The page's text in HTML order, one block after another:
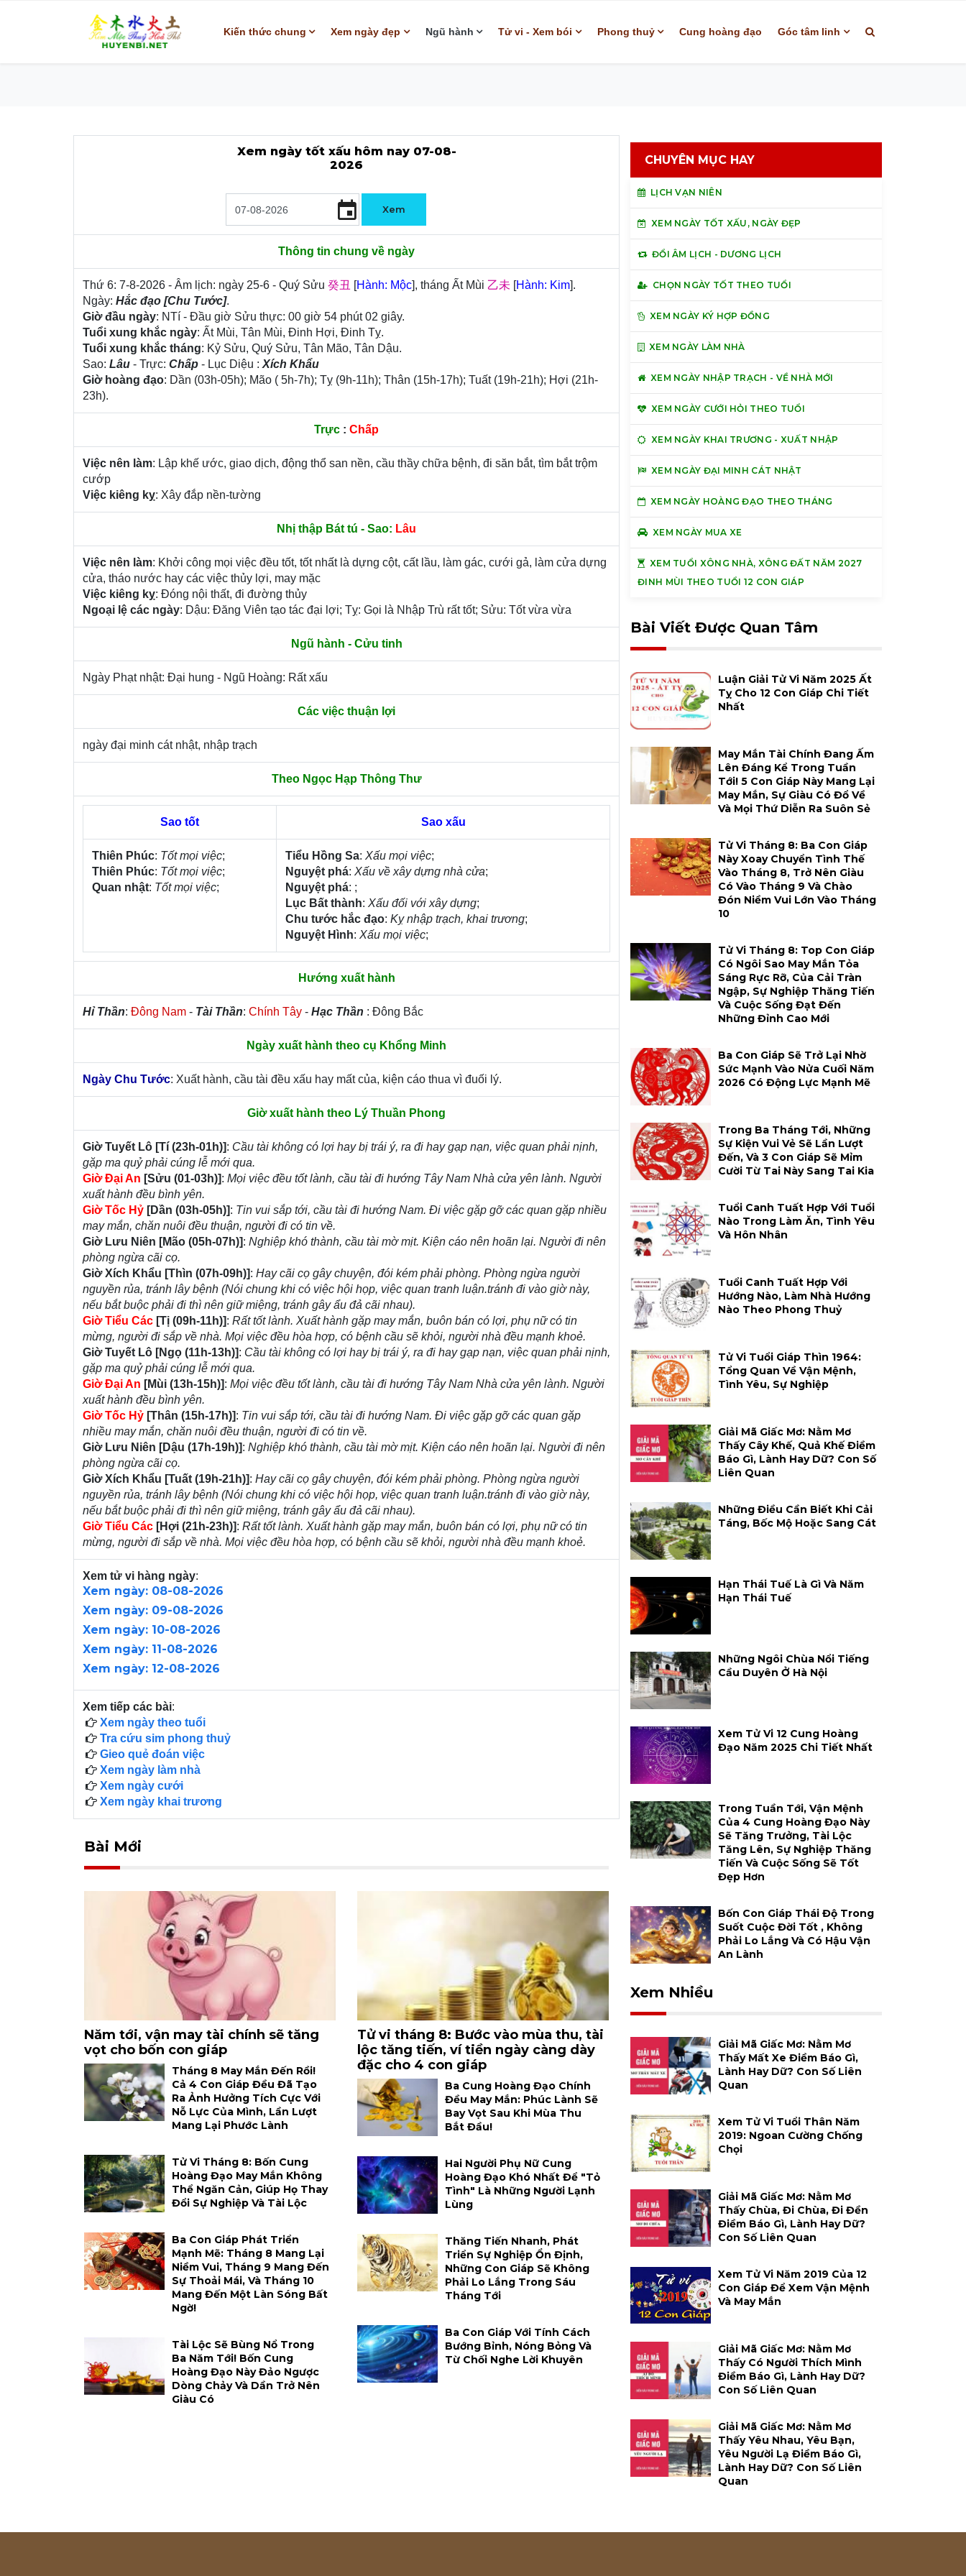
Kiến thức chung Xem ngày đẹp Ngũ hành Tử vi - Xem bói Phong thuỷ Cung hoàng đạo Góc tâm linh
Xem ngày tốt xấu hôm nay 07-08-
2026
event
Thông tin chung về ngày
Thứ 6: 7-8-2026 - Âm lịch: ngày 25-6 - Quý Sửu 癸丑 [Hành: Mộc], tháng Ất Mùi 乙未 [Hành: Kim].
Ngày: Hắc đạo [Chu Tước].
Giờ đầu ngày: NTí - Đầu giờ Sửu thực: 00 giờ 54 phút 02 giây.
Tuổi xung khắc ngày: Ất Mùi, Tân Mùi, Đinh Hợi, Đinh Tỵ.
Tuổi xung khắc tháng: Kỷ Sửu, Quý Sửu, Tân Mão, Tân Dậu.
Sao: Lâu - Trực: Chấp - Lục Diệu : Xích Khẩu
Giờ hoàng đạo: Dần (03h-05h); Mão ( 5h-7h); Tỵ (9h-11h); Thân (15h-17h); Tuất (19h-21h); Hợi (21h-
23h).
Trực : Chấp
Việc nên làm: Lập khế ước, giao dịch, động thổ san nền, cầu thầy chữa bệnh, đi săn bắt, tìm bắt trộm
cướp
Việc kiêng kỵ: Xây đắp nền-tường
Nhị thập Bát tú - Sao: Lâu
Việc nên làm: Khởi công mọi việc đều tốt, tốt nhất là dựng cột, cất lầu, làm gác, cưới gả, làm cửa dựng
cửa, tháo nước hay các việc thủy lợi, may mặc
Việc kiêng kỵ: Đóng nội thất, đi đường thủy
Ngoại lệ các ngày: Dậu: Đăng Viên tạo tác đại lợi; Tỵ: Gọi là Nhập Trù rất tốt; Sửu: Tốt vừa vừa
Ngũ hành - Cửu tinh
Ngày Phạt nhật: Đại hung - Ngũ Hoàng: Rất xấu
Các việc thuận lợi
ngày đại minh cát nhật, nhập trạch
Theo Ngọc Hạp Thông Thư
Sao tốt Sao xấu
Thiên Phúc: Tốt mọi việc;
Thiên Phúc: Tốt mọi việc;
Quan nhật: Tốt mọi việc;
Tiểu Hồng Sa: Xấu mọi việc;
Nguyệt phá: Xấu về xây dựng nhà cửa;
Nguyệt phá: ;
Lục Bất thành: Xấu đối với xây dựng;
Chu tước hắc đạo: Kỵ nhập trạch, khai trương;
Nguyệt Hình: Xấu mọi việc;
Hướng xuất hành
Hỉ Thần: Đông Nam - Tài Thần: Chính Tây - Hạc Thần : Đông Bắc
Ngày xuất hành theo cụ Khổng Minh
Ngày Chu Tước: Xuất hành, cầu tài đều xấu hay mất của, kiện cáo thua vì đuối lý.
Giờ xuất hành theo Lý Thuần Phong
Giờ Tuyết Lô [Tí (23h-01h)]: Cầu tài không có lợi hay bị trái ý, ra đi hay gạp nạn, việc quan phải nịnh,
gặp ma quỷ phải cúng lễ mới qua.
Giờ Đại An [Sửu (01-03h)]: Mọi việc đều tốt lành, cầu tài đi hướng Tây Nam Nhà cửa yên lành. Người
xuất hành đều bình yên.
Giờ Tốc Hỷ [Dần (03h-05h)]: Tin vui sắp tới, cầu tài đi hướng Nam. Đi việc gặp gỡ các quan gặp nhiều
may mắn, chăn nuôi đều thuận, người đi có tin về.
Giờ Lưu Niên [Mão (05h-07h)]: Nghiệp khó thành, cầu tài mờ mịt. Kiện cáo nên hoãn lại. Người đi nên
phòng ngừa cãi cọ.
Giờ Xích Khẩu [Thìn (07h-09h)]: Hay cãi cọ gây chuyện, đói kém phải phòng. Phòng ngừa người
nguyền rủa, tránh lây bệnh (Nói chung khi có việc hội họp, việc quan tranh luận.tránh đi vào giờ này,
nếu bắt buộc phải đi thì nên giữ miệng, tránh gây ẩu đả cãi nhau).
Giờ Tiểu Các [Tị (09h-11h)]: Rất tốt lành. Xuất hành gặp may mắn, buôn bán có lợi, phụ nữ có tin
mừng, người đi sắp về nhà. Mọi việc đều hòa hợp, có bệnh cầu sẽ khỏi, người nhà đều mạnh khoẻ.
Giờ Tuyết Lô [Ngọ (11h-13h)]: Cầu tài không có lợi hay bị trái ý, ra đi hay gạp nạn, việc quan phải nịnh,
gặp ma quỷ phải cúng lễ mới qua.
Giờ Đại An [Mùi (13h-15h)]: Mọi việc đều tốt lành, cầu tài đi hướng Tây Nam Nhà cửa yên lành. Người
xuất hành đều bình yên.
Giờ Tốc Hỷ [Thân (15h-17h)]: Tin vui sắp tới, cầu tài đi hướng Nam. Đi việc gặp gỡ các quan gặp
nhiều may mắn, chăn nuôi đều thuận, người đi có tin về.
Giờ Lưu Niên [Dậu (17h-19h)]: Nghiệp khó thành, cầu tài mờ mịt. Kiện cáo nên hoãn lại. Người đi nên
phòng ngừa cãi cọ.
Giờ Xích Khẩu [Tuất (19h-21h)]: Hay cãi cọ gây chuyện, đói kém phải phòng. Phòng ngừa người
nguyền rủa, tránh lây bệnh (Nói chung khi có việc hội họp, việc quan tranh luận.tránh đi vào giờ này,
nếu bắt buộc phải đi thì nên giữ miệng, tránh gây ẩu đả cãi nhau).
Giờ Tiểu Các [Hợi (21h-23h)]: Rất tốt lành. Xuất hành gặp may mắn, buôn bán có lợi, phụ nữ có tin
mừng, người đi sắp về nhà. Mọi việc đều hòa hợp, có bệnh cầu sẽ khỏi, người nhà đều mạnh khoẻ.
Xem tử vi hàng ngày:
Xem ngày: 08-08-2026
Xem ngày: 09-08-2026
Xem ngày: 10-08-2026
Xem ngày: 11-08-2026
Xem ngày: 12-08-2026
Xem tiếp các bài:
Xem ngày theo tuổi
Tra cứu sim phong thuỷ
Gieo quẻ đoán việc
Xem ngày làm nhà
Xem ngày cưới
Xem ngày khai trương
Bài Mới
Năm tới, vận may tài chính sẽ tăng
vọt cho bốn con giáp
Tháng 8 May Mắn Đến Rồi!
Cả 4 Con Giáp Đều Đã Tạo
Ra Ảnh Hưởng Tích Cực Với
Nỗ Lực Của Mình, Lần Lượt
Mang Lại Phước Lành
Tử Vi Tháng 8: Bốn Cung
Hoàng Đạo May Mắn Không
Thể Ngăn Cản, Giúp Họ Thay
Đổi Sự Nghiệp Và Tài Lộc
Ba Con Giáp Phát Triển
Mạnh Mẽ: Tháng 8 Mang Lại
Niềm Vui, Tháng 9 Mang Đến
Sự Thoải Mái, Và Tháng 10
Mang Đến Một Làn Sóng Bất
Ngờ!
Tài Lộc Sẽ Bùng Nổ Trong
Ba Năm Tới! Bốn Cung
Hoàng Đạo Này Đảo Ngược
Dòng Chảy Và Dần Trở Nên
Giàu Có
Tử vi tháng 8: Bước vào mùa thu, tài
lộc tăng tiến, ví tiền ngày càng dày
đặc cho 4 con giáp
Ba Cung Hoàng Đạo Chính
Đều May Mắn: Phúc Lành Sẽ
Bay Vọt Sau Khi Mùa Thu
Bắt Đầu!
Hai Người Phụ Nữ Cung
Hoàng Đạo Khó Nhất Để "tỏ
Tình" Là Những Người Lạnh
Lùng
Thăng Tiến Nhanh, Phát
Triển Sự Nghiệp Ổn Định,
Những Con Giáp Sẽ Không
Phải Lo Lắng Trong Sáu
Tháng Tới
Ba Con Giáp Với Tính Cách
Bướng Bỉnh, Nóng Bỏng Và
Từ Chối Nghe Lời Khuyên
CHUYÊN MỤC HAY
LỊCH VẠN NIÊN
XEM NGÀY TỐT XẤU, NGÀY ĐẸP
ĐỔI ÂM LỊCH - DƯƠNG LỊCH
CHỌN NGÀY TỐT THEO TUỔI
XEM NGÀY KÝ HỢP ĐỒNG
XEM NGÀY LÀM NHÀ
XEM NGÀY NHẬP TRẠCH - VỀ NHÀ MỚI
XEM NGÀY CƯỚI HỎI THEO TUỔI
XEM NGÀY KHAI TRƯƠNG - XUẤT NHẬP
XEM NGÀY ĐẠI MINH CÁT NHẬT
XEM NGÀY HOÀNG ĐẠO THEO THÁNG
XEM NGÀY MUA XE
XEM TUỔI XÔNG NHÀ, XÔNG ĐẤT NĂM 2027
ĐINH MÙI THEO TUỔI 12 CON GIÁP
Bài Viết Được Quan Tâm
Luận Giải Tử Vi Năm 2025 Ất
Tỵ Cho 12 Con Giáp Chi Tiết
Nhất
May Mắn Tài Chính Đang Ấm
Lên Đáng Kể Trong Tuần
Tới! 5 Con Giáp Này Mang Lại
May Mắn, Sự Giàu Có Đổ Về
Và Mọi Thứ Diễn Ra Suôn Sẻ
Tử Vi Tháng 8: Ba Con Giáp
Này Xoay Chuyển Tình Thế
Vào Tháng 8, Trở Nên Giàu
Có Vào Tháng 9 Và Chào
Đón Niềm Vui Lớn Vào Tháng
10
Tử Vi Tháng 8: Top Con Giáp
Có Ngôi Sao May Mắn Tỏa
Sáng Rực Rỡ, Của Cải Tràn
Ngập, Sự Nghiệp Thăng Tiến
Và Cuộc Sống Đạt Đến
Những Đỉnh Cao Mới
Ba Con Giáp Sẽ Trở Lại Nhờ
Sức Mạnh Vào Nửa Cuối Năm
2026 Có Động Lực Mạnh Mẽ
Trong Ba Tháng Tới, Những
Sự Kiện Vui Vẻ Sẽ Lần Lượt
Đến, Và 3 Con Giáp Sẽ Mỉm
Cười Từ Tai Này Sang Tai Kia
Tuổi Canh Tuất Hợp Với Tuổi
Nào Trong Làm Ăn, Tình Yêu
Và Hôn Nhân
Tuổi Canh Tuất Hợp Với
Hướng Nào, Làm Nhà Hướng
Nào Theo Phong Thuỷ
Tử Vi Tuổi Giáp Thìn 1964:
Tổng Quan Về Vận Mệnh,
Tình Yêu, Sự Nghiệp
Giải Mã Giấc Mơ: Nằm Mơ
Thấy Cây Khế, Quả Khế Điềm
Báo Gì, Lành Hay Dữ? Con Số
Liên Quan
Những Điều Cần Biết Khi Cải
Táng, Bốc Mộ Hoặc Sang Cát
Hạn Thái Tuế Là Gì Và Năm
Hạn Thái Tuế
Những Ngôi Chùa Nổi Tiếng
Cầu Duyên Ở Hà Nội
Xem Tử Vi 12 Cung Hoàng
Đạo Năm 2025 Chi Tiết Nhất
Trong Tuần Tới, Vận Mệnh
Của 4 Cung Hoàng Đạo Này
Sẽ Tăng Trưởng, Tài Lộc
Tăng Lên, Sự Nghiệp Thăng
Tiến Và Cuộc Sống Sẽ Tốt
Đẹp Hơn
Bốn Con Giáp Thái Độ Trong
Suốt Cuộc Đời Tốt , Không
Phải Lo Lắng Và Có Hậu Vận
An Lành
Xem Nhiều
Giải Mã Giấc Mơ: Nằm Mơ
Thấy Mất Xe Điềm Báo Gì,
Lành Hay Dữ? Con Số Liên
Quan
Xem Tử Vi Tuổi Thân Năm
2019: Ngoan Cường Chống
Chọi
Giải Mã Giấc Mơ: Nằm Mơ
Thấy Chùa, Đi Chùa, Đi Đền
Điềm Báo Gì, Lành Hay Dữ?
Con Số Liên Quan
Xem Tử Vi Năm 2019 Của 12
Con Giáp Để Xem Vận Mệnh
Và May Mắn
Giải Mã Giấc Mơ: Nằm Mơ
Thấy Có Người Thích Mình
Điềm Báo Gì, Lành Hay Dữ?
Con Số Liên Quan
Giải Mã Giấc Mơ: Nằm Mơ
Thấy Yêu Nhau, Yêu Bạn,
Yêu Người Lạ Điềm Báo Gì,
Lành Hay Dữ? Con Số Liên
Quan